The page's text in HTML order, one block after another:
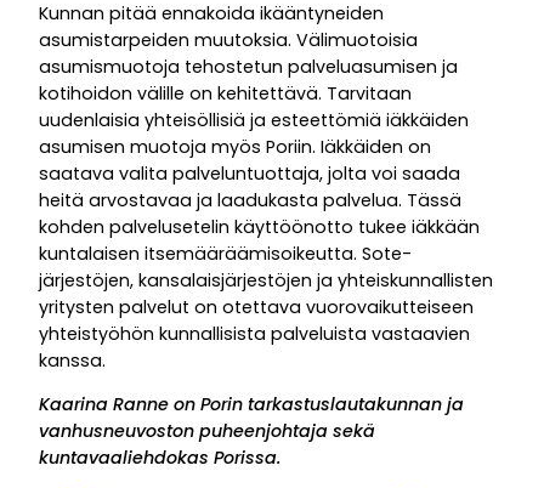
Kunnan pitää ennakoida ikääntyneiden
asumistarpeiden muutoksia. Välimuotoisia
asumismuotoja tehostetun palveluasumisen ja
kotihoidon välille on kehitettävä. Tarvitaan
uudenlaisia yhteisöllisiä ja esteettömiä iäkkäiden
asumisen muotoja myös Poriin. Iäkkäiden on
saatava valita palveluntuottaja, jolta voi saada
heitä arvostavaa ja laadukasta palvelua. Tässä
kohden palvelusetelin käyttöönotto tukee iäkkään
kuntalaisen itsemääräämisoikeutta. Sote-
järjestöjen, kansalaisjärjestöjen ja yhteiskunnallisten
yritysten palvelut on otettava vuorovaikutteiseen
yhteistyöhön kunnallisista palveluista vastaavien
kanssa.
Kaarina Ranne on Porin tarkastuslautakunnan ja
vanhusneuvoston puheenjohtaja sekä
kuntavaaliehdokas Porissa.